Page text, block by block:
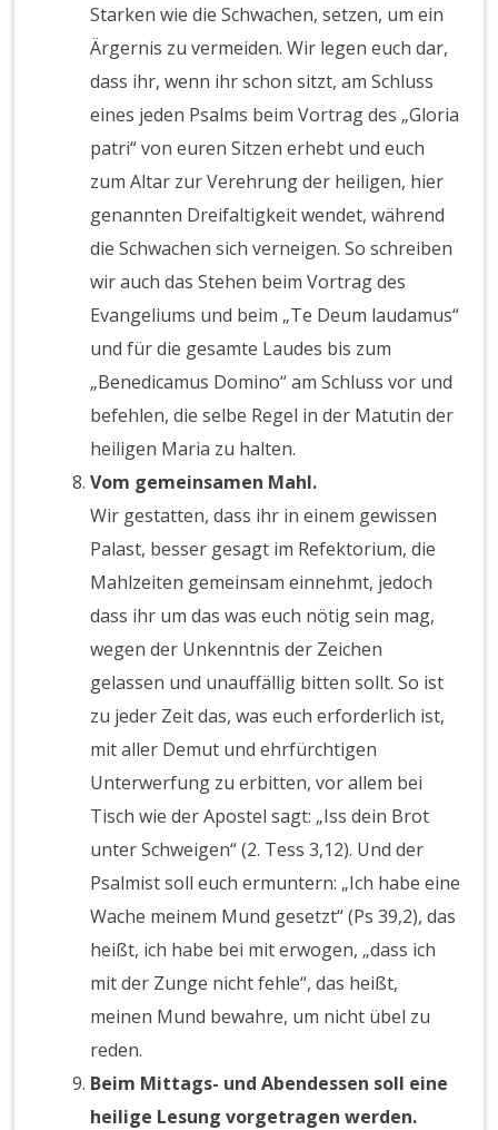
Starken wie die Schwachen, setzen, um ein
Ärgernis zu vermeiden. Wir legen euch dar,
dass ihr, wenn ihr schon sitzt, am Schluss
eines jeden Psalms beim Vortrag des „Gloria
patri“ von euren Sitzen erhebt und euch
zum Altar zur Verehrung der heiligen, hier
genannten Dreifaltigkeit wendet, während
die Schwachen sich verneigen. So schreiben
wir auch das Stehen beim Vortrag des
Evangeliums und beim „Te Deum laudamus“
und für die gesamte Laudes bis zum
„Benedicamus Domino“ am Schluss vor und
befehlen, die selbe Regel in der Matutin der
heiligen Maria zu halten.
Vom gemeinsamen Mahl.
Wir gestatten, dass ihr in einem gewissen
Palast, besser gesagt im Refektorium, die
Mahlzeiten gemeinsam einnehmt, jedoch
dass ihr um das was euch nötig sein mag,
wegen der Unkenntnis der Zeichen
gelassen und unauffällig bitten sollt. So ist
zu jeder Zeit das, was euch erforderlich ist,
mit aller Demut und ehrfürchtigen
Unterwerfung zu erbitten, vor allem bei
Tisch wie der Apostel sagt: „Iss dein Brot
unter Schweigen“ (2. Tess 3,12). Und der
Psalmist soll euch ermuntern: „Ich habe eine
Wache meinem Mund gesetzt“ (Ps 39,2), das
heißt, ich habe bei mit erwogen, „dass ich
mit der Zunge nicht fehle“, das heißt,
meinen Mund bewahre, um nicht übel zu
reden.
Beim Mittags- und Abendessen soll eine
heilige Lesung vorgetragen werden.